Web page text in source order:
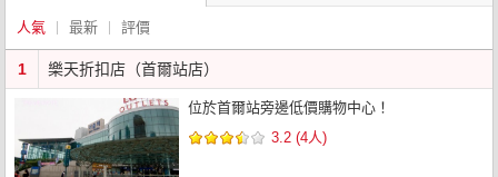
人氣 最新 評價
1 樂天折扣店（首爾站店）
位於首爾站旁邊低價購物中心！
3.2 (4人)